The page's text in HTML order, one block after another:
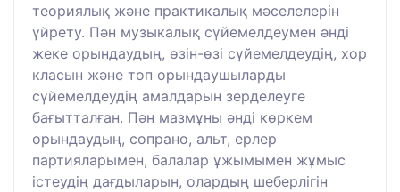
теориялық және практикалық мәселелерін
үйрету. Пән музыкалық сүйемелдеумен әнді
жеке орындаудың, өзін-өзі сүйемелдеудің, хор
класын және топ орындаушыларды
сүйемелдеудің амалдарын зерделеуге
бағытталған. Пән мазмұны әнді көркем
орындаудың, сопрано, альт, ерлер
партияларымен, балалар ұжымымен жұмыс
істеудің дағдыларын, олардың шеберлігін